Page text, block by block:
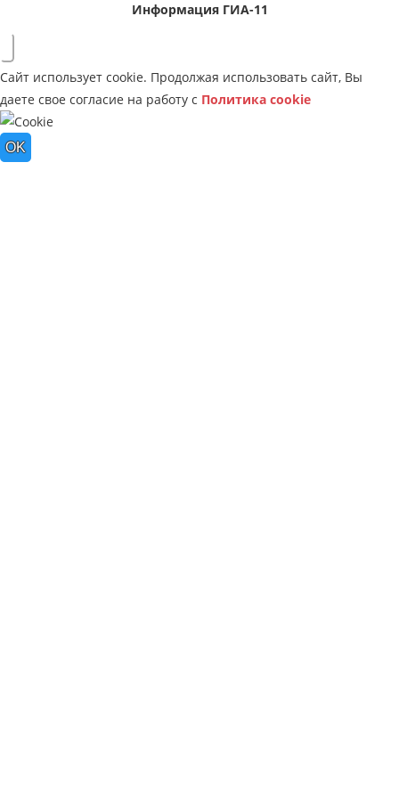
Информация ГИА-11
Сайт использует cookie. Продолжая использовать сайт, Вы
даете свое согласие на работу с Политика cookie
OK